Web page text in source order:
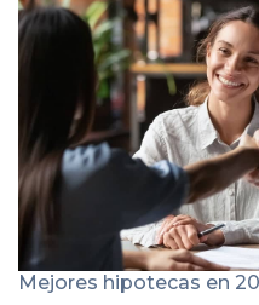
Mejores hipotecas en